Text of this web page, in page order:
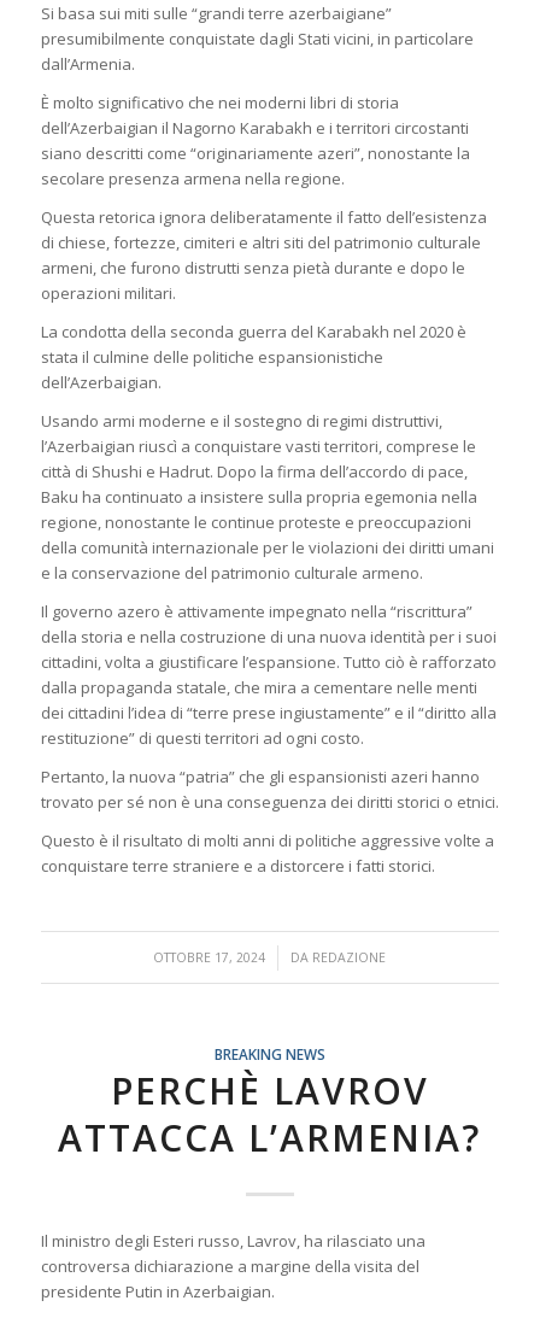
Si basa sui miti sulle “grandi terre azerbaigiane”
presumibilmente conquistate dagli Stati vicini, in particolare
dall’Armenia.
È molto significativo che nei moderni libri di storia
dell’Azerbaigian il Nagorno Karabakh e i territori circostanti
siano descritti come “originariamente azeri”, nonostante la
secolare presenza armena nella regione.
Questa retorica ignora deliberatamente il fatto dell’esistenza
di chiese, fortezze, cimiteri e altri siti del patrimonio culturale
armeni, che furono distrutti senza pietà durante e dopo le
operazioni militari.
La condotta della seconda guerra del Karabakh nel 2020 è
stata il culmine delle politiche espansionistiche
dell’Azerbaigian.
Usando armi moderne e il sostegno di regimi distruttivi,
l’Azerbaigian riuscì a conquistare vasti territori, comprese le
città di Shushi e Hadrut. Dopo la firma dell’accordo di pace,
Baku ha continuato a insistere sulla propria egemonia nella
regione, nonostante le continue proteste e preoccupazioni
della comunità internazionale per le violazioni dei diritti umani
e la conservazione del patrimonio culturale armeno.
Il governo azero è attivamente impegnato nella “riscrittura”
della storia e nella costruzione di una nuova identità per i suoi
cittadini, volta a giustificare l’espansione. Tutto ciò è rafforzato
dalla propaganda statale, che mira a cementare nelle menti
dei cittadini l’idea di “terre prese ingiustamente” e il “diritto alla
restituzione” di questi territori ad ogni costo.
Pertanto, la nuova “patria” che gli espansionisti azeri hanno
trovato per sé non è una conseguenza dei diritti storici o etnici.
Questo è il risultato di molti anni di politiche aggressive volte a
conquistare terre straniere e a distorcere i fatti storici.
OTTOBRE 17, 2024
/ DA REDAZIONE
BREAKING NEWS
PERCHÈ LAVROV
ATTACCA L’ARMENIA?
Il ministro degli Esteri russo, Lavrov, ha rilasciato una
controversa dichiarazione a margine della visita del
presidente Putin in Azerbaigian.